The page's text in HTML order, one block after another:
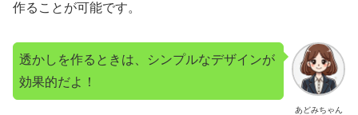
作ることが可能です。
あどみちゃん
透かしを作るときは、シンプルなデザインが
効果的だよ！